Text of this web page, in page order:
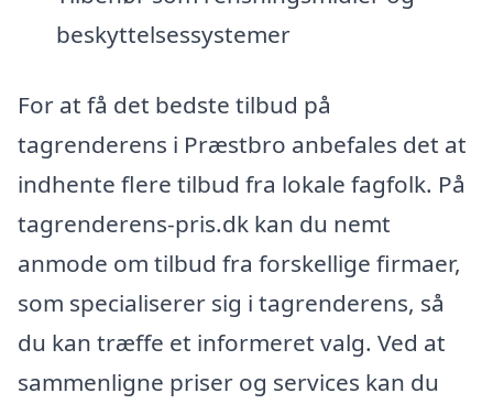
beskyttelsessystemer
For at få det bedste tilbud på
tagrenderens i Præstbro anbefales det at
indhente flere tilbud fra lokale fagfolk. På
tagrenderens-pris.dk kan du nemt
anmode om tilbud fra forskellige firmaer,
som specialiserer sig i tagrenderens, så
du kan træffe et informeret valg. Ved at
sammenligne priser og services kan du